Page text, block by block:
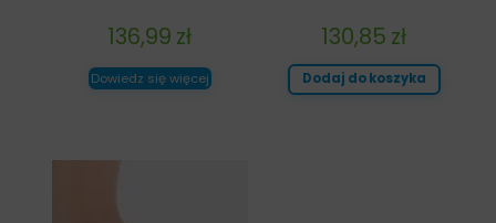
130,85 zł
Dodaj do koszyka
136,99 zł
Dowiedz się więcej